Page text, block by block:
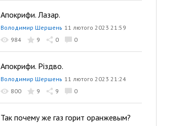
Апокрифи. Лазар.
Володимир Шершень 11 лютого 2023 21:59
984
9 0 0
Апокрифи. Різдво.
Володимир Шершень 11 лютого 2023 21:24
800
9 9 0
Так почему же газ горит оранжевым?